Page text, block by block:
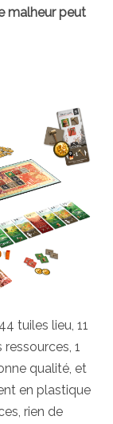
malheur peut
tuiles lieu, 11
1
qualité, et
en plastique
rien de